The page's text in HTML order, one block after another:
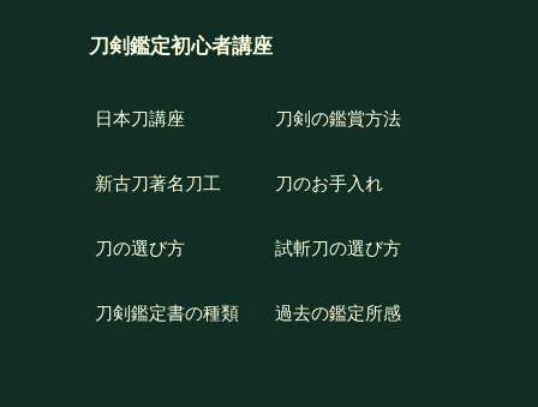
刀剣鑑定初心者講座
日本刀講座 刀剣の鑑賞方法
新古刀著名刀工 刀のお手入れ
刀の選び方 試斬刀の選び方
刀剣鑑定書の種類 過去の鑑定所感